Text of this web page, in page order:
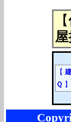
【
【
Ｑ 】